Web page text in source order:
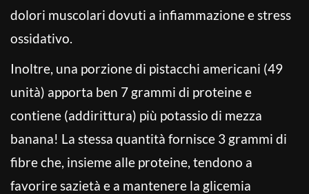
dolori muscolari dovuti a infiammazione e stress
ossidativo.
Inoltre, una porzione di pistacchi americani (49
unità) apporta ben 7 grammi di proteine e
contiene (addirittura) più potassio di mezza
banana! La stessa quantità fornisce 3 grammi di
fibre che, insieme alle proteine, tendono a
favorire sazietà e a mantenere la glicemia